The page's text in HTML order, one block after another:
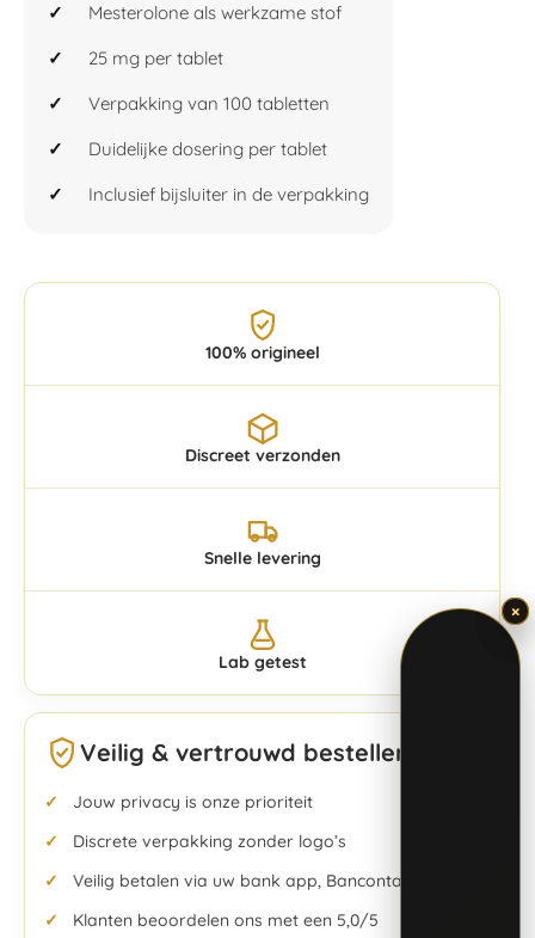
Mesterolone als werkzame stof
25 mg per tablet
Verpakking van 100 tabletten
Duidelijke dosering per tablet
Inclusief bijsluiter in de verpakking
100% origineel
Discreet verzonden
Snelle levering
Lab getest
Veilig & vertrouwd bestellen
Jouw privacy is onze prioriteit
Discrete verpakking zonder logo’s
Veilig betalen via uw bank app, Bancontact & meer
Klanten beoordelen ons met een 5,0/5
×
×